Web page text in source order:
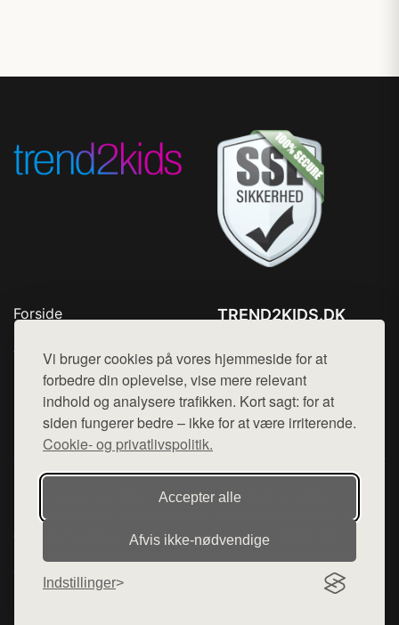
Vi bruger cookies på vores hjemmeside for at
forbedre din oplevelse, vise mere relevant
indhold og analysere trafikken. Kort sagt: for at
siden fungerer bedre – ikke for at være irriterende.
Cookie- og privatlivspolitik.
Accepter alle
Afvis ikke‑nødvendige
Indstillinger
Forside
Top Rabatter
Blog
Kontakt
TREND2KIDS.DK
Mail: hej@want.dk
Cookie- og privatlivspolitik
Denne side er en del af want.dk, der udgiver en række
hjemmesider med præsentation af forskellige produkter fra
diverse webshops. Der sælges ikke varer fra denne side - vi
henviser til de shops, som sælger varen. Vi har heller ikke
varerne på lager.